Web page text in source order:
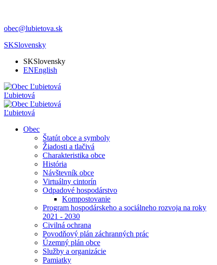
obec@lubietova.sk
SKSlovensky
SKSlovensky
ENEnglish
Ľubietová
Ľubietová
Obec
Štatút obce a symboly
Žiadosti a tlačivá
Charakteristika obce
História
Návštevník obce
Virtuálny cintorín
Odpadové hospodárstvo
Kompostovanie
Program hospodárskeho a sociálneho rozvoja na roky
2021 - 2030
Civilná ochrana
Povodňový plán záchranných prác
Územný plán obce
Služby a organizácie
Pamiatky